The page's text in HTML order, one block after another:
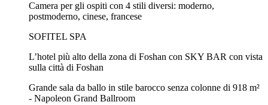
Camera per gli ospiti con 4 stili diversi: moderno,
postmoderno, cinese, francese
SOFITEL SPA
L’hotel più alto della zona di Foshan con SKY BAR con vista
sulla città di Foshan
Grande sala da ballo in stile barocco senza colonne di 918 m²
- Napoleon Grand Ballroom